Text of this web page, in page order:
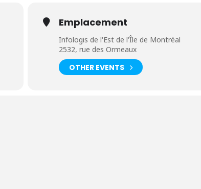
Emplacement
Infologis de l'Est de l'Île de Montréal
2532, rue des Ormeaux
OTHER EVENTS